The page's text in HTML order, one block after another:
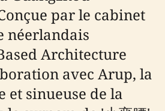
par le cabinet
néerlandais
Architecture
avec Arup, la
et sinueuse de la